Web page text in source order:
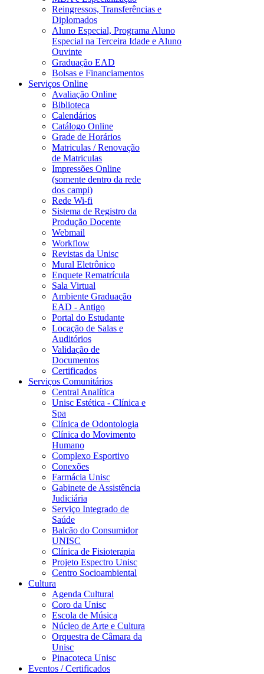
Reingressos, Transferências e
Diplomados
Aluno Especial, Programa Aluno
Especial na Terceira Idade e Aluno
Ouvinte
Graduação EAD
Bolsas e Financiamentos
Serviços Online
Avaliação Online
Biblioteca
Calendários
Catálogo Online
Grade de Horários
Matriculas / Renovação
de Matriculas
Impressões Online
(somente dentro da rede
dos campi)
Rede Wi-fi
Sistema de Registro da
Produção Docente
Webmail
Workflow
Revistas da Unisc
Mural Eletrônico
Enquete Rematrícula
Sala Virtual
Ambiente Graduação
EAD - Antigo
Portal do Estudante
Locação de Salas e
Auditórios
Validação de
Documentos
Certificados
Serviços Comunitários
Central Analítica
Unisc Estética - Clínica e
Spa
Clínica de Odontologia
Clínica do Movimento
Humano
Complexo Esportivo
Conexões
Farmácia Unisc
Gabinete de Assistência
Judiciária
Serviço Integrado de
Saúde
Balcão do Consumidor
UNISC
Clínica de Fisioterapia
Projeto Espectro Unisc
Centro Socioambiental
Cultura
Agenda Cultural
Coro da Unisc
Escola de Música
Núcleo de Arte e Cultura
Orquestra de Câmara da
Unisc
Pinacoteca Unisc
Eventos / Certificados